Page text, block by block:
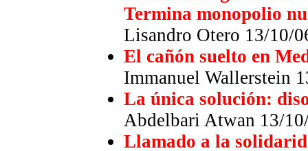
Termina monopolio
Lisandro Otero 13/10/
El cañón suelto en
Immanuel Wallerstein
La única solución:
Abdelbari Atwan 13/
Llamado a la